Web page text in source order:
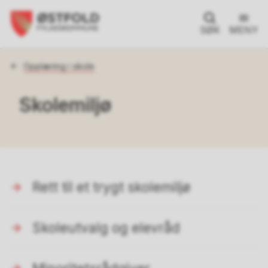
SØK MENY
Du
Opplæring i skole
Skolemiljø
Rett til et trygt skolemiljø
Skoleutvalg og elevråd